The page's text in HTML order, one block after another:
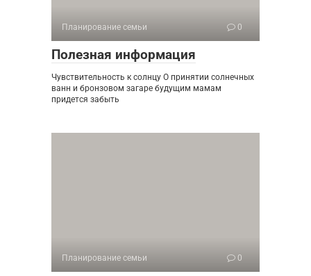
Планирование семьи 0
Полезная информация
Чувствительность к солнцу О принятии солнечных
ванн и бронзовом загаре будущим мамам
придется забыть
Планирование семьи 0